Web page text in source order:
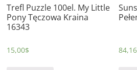
Trefl Puzzle 100el. My Little
Pony Tęczowa Kraina
16343
15,00$ 84,16